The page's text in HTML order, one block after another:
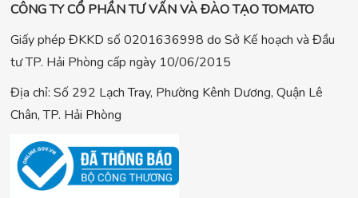
CÔNG TY CỔ PHẦN TƯ VẤN VÀ ĐÀO TẠO TOMATO
Giấy phép ĐKKD số 0201636998 do Sở Kế hoạch và Đầu
tư TP. Hải Phòng cấp ngày 10/06/2015
Địa chỉ: Số 292 Lạch Tray, Phường Kênh Dương, Quận Lê
Chân, TP. Hải Phòng